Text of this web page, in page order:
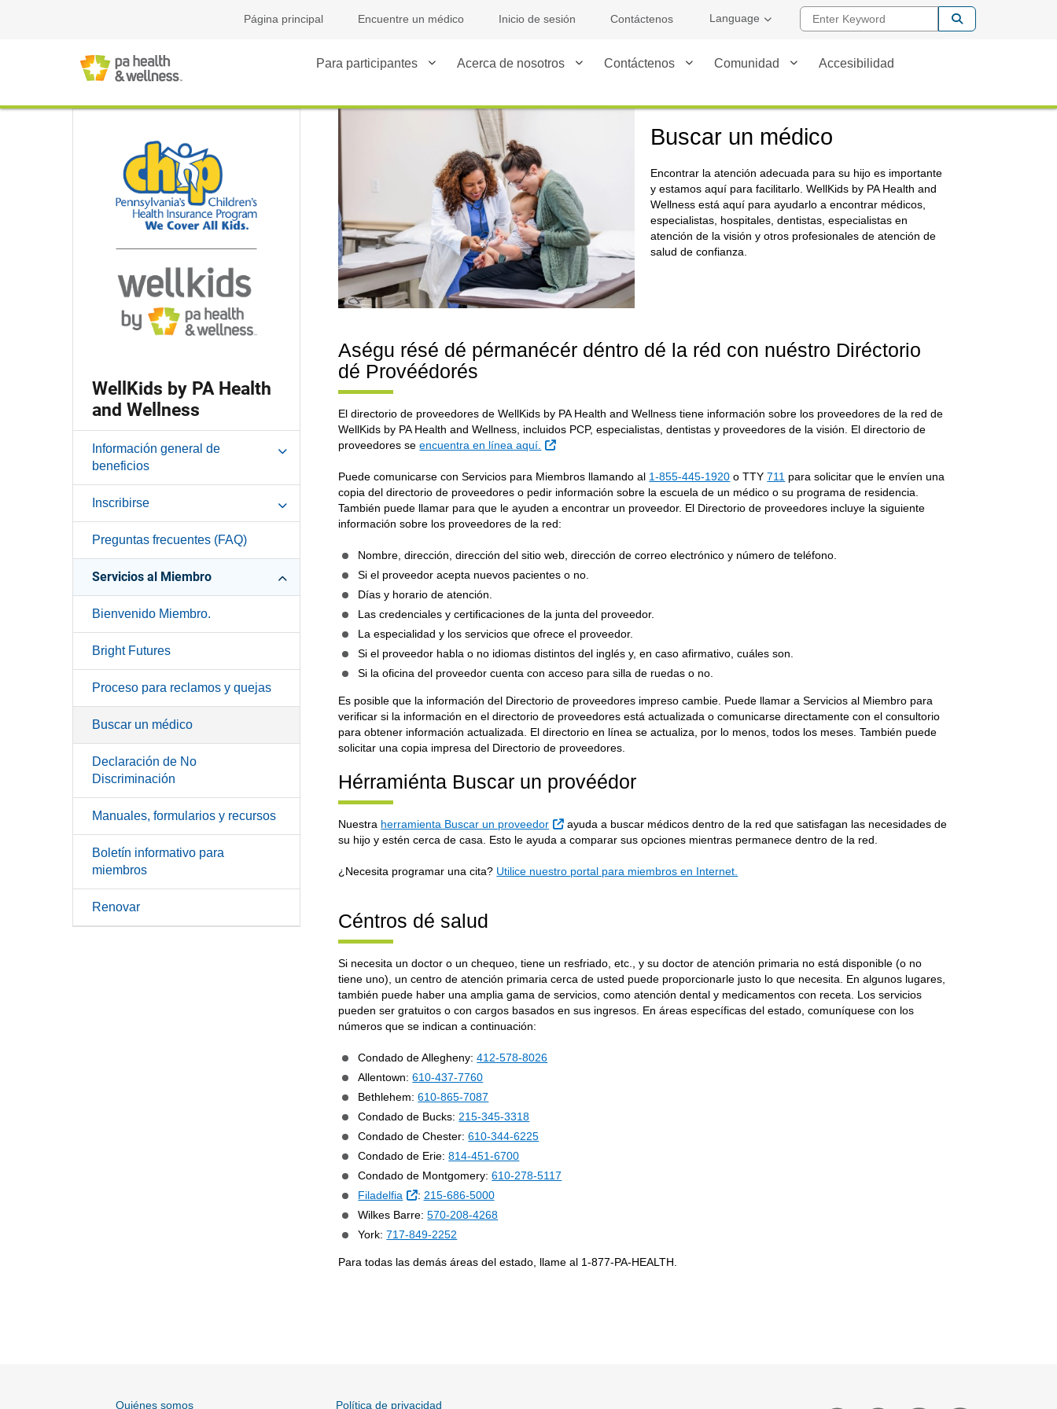
Página principal Encuentre un médico Inicio de sesión Contáctenos Language Enter Keyword
Para participantes Acerca de nosotros Contáctenos Comunidad Accesibilidad
WellKids by PA Health
and Wellness
Información general de
beneficios
Inscribirse
Preguntas frecuentes (FAQ)
Servicios al Miembro
Bienvenido Miembro.
Bright Futures
Proceso para reclamos y quejas
Buscar un médico
Declaración de No
Discriminación
Manuales, formularios y recursos
Boletín informativo para
miembros
Renovar
Buscar un médico
Encontrar la atención adecuada para su hijo es importante
y estamos aquí para facilitarlo. WellKids by PA Health and
Wellness está aquí para ayudarlo a encontrar médicos,
especialistas, hospitales, dentistas, especialistas en
atención de la visión y otros profesionales de atención de
salud de confianza.
Aségu résé dé pérmanécér déntro dé la réd con nuéstro Diréctorio
dé Provéédorés
El directorio de proveedores de WellKids by PA Health and Wellness tiene información sobre los proveedores de la red de
WellKids by PA Health and Wellness, incluidos PCP, especialistas, dentistas y proveedores de la visión. El directorio de
proveedores seencuentra en línea aquí. External Link
Puede comunicarse con Servicios para Miembros llamando al 1-855-445-1920 o TTY711 para solicitar que le envíen una
copia del directorio de proveedores o pedir información sobre la escuela de un médico o su programa de residencia.
También puede llamar para que le ayuden a encontrar un proveedor. El Directorio de proveedores incluye la siguiente
información sobre los proveedores de la red:
Nombre, dirección, dirección del sitio web, dirección de correo electrónico y número de teléfono.
Si el proveedor acepta nuevos pacientes o no.
Días y horario de atención.
Las credenciales y certificaciones de la junta del proveedor.
La especialidad y los servicios que ofrece el proveedor.
Si el proveedor habla o no idiomas distintos del inglés y, en caso afirmativo, cuáles son.
Si la oficina del proveedor cuenta con acceso para silla de ruedas o no.
Es posible que la información del Directorio de proveedores impreso cambie. Puede llamar a Servicios al Miembro para
verificar si la información en el directorio de proveedores está actualizada o comunicarse directamente con el consultorio
para obtener información actualizada. El directorio en línea se actualiza, por lo menos, todos los meses. También puede
solicitar una copia impresa del Directorio de proveedores.
Hérramiénta Buscar un provéédor
Nuestra herramienta Buscar un proveedor External Link
ayuda a buscar médicos dentro de la red que satisfagan las necesidades de
su hijo y estén cerca de casa. Esto le ayuda a comparar sus opciones mientras permanece dentro de la red.
¿Necesita programar una cita? Utilice nuestro portal para miembros en Internet.
Céntros dé salud
Si necesita un doctor o un chequeo, tiene un resfriado, etc., y su doctor de atención primaria no está disponible (o no
tiene uno), un centro de atención primaria cerca de usted puede proporcionarle justo lo que necesita. En algunos lugares,
también puede haber una amplia gama de servicios, como atención dental y medicamentos con receta. Los servicios
pueden ser gratuitos o con cargos basados en sus ingresos. En áreas específicas del estado, comuníquese con los
números que se indican a continuación:
Condado de Allegheny:412-578-8026
Allentown:610-437-7760
Bethlehem:610-865-7087
Condado de Bucks: 215-345-3318
Condado de Chester:610-344-6225
Condado de Erie:814-451-6700
Condado de Montgomery:610-278-5117
Filadelfia
External Link
: 215-686-5000
Wilkes Barre:570-208-4268
York:717-849-2252
Para todas las demás áreas del estado, llame al 1-877-PA-HEALTH.
Quiénes somos Política de privacidad